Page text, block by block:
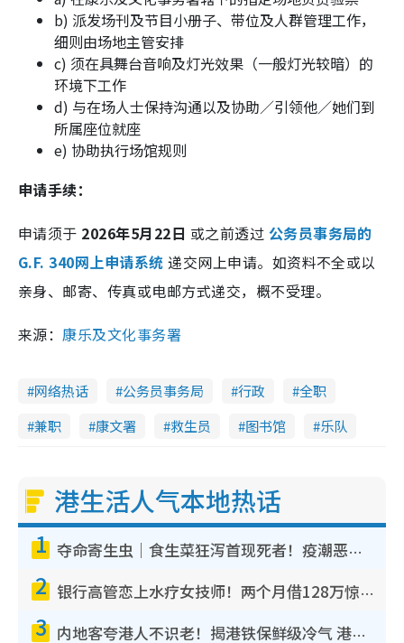
b) 派发场刊及节目小册子、带位及人群管理工作，
细则由场地主管安排
c) 须在具舞台音响及灯光效果（一般灯光较暗）的
环境下工作
d) 与在场人士保持沟通以及协助／引领他／她们到
所属座位就座
e) 协助执行场馆规则
申请手续：
申请须于 2026年5月22日 或之前透过 公务员事务局的
G.F. 340网上申请系统 递交网上申请。如资料不全或以
亲身、邮寄、传真或电邮方式递交，概不受理。
来源： 康乐及文化事务署
网络热话 公务员事务局 行政
全职
兼职
康文署 救生员 图书馆 乐队
港生活人气本地热话
1 夺命寄生虫｜食生菜狂泻首现死者！疫潮恶化录1.8万宗病例 揭洗菜3大谬误
2 银行高管恋上水疗女技师！两个月借128万惊觉“沉船”沉落火海 揭背后疑似邪教操控卖淫
3 内地客夸港人不识老！揭港铁保鲜级冷气 港人求放过：别投诉